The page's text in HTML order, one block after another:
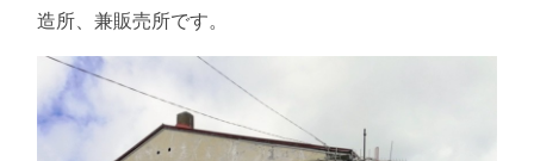
造所、兼販売所です。